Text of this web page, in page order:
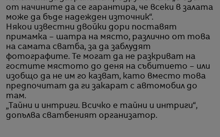
от начините да се гарантира, че всеки в залата
може да бъде надежден източник“.
Някои известни двойки дори поставят
примамка – шатра на място, различно от това
на самата сватба, за да заблудят
фотографите. Те могат да не разкриват на
гостите мястото до деня на събитието – или
изобщо да не им го казват, като вместо това
предпочитат да ги закарат с автомобил до
там.
„Тайни и интриги. Всичко е тайни и интриги“,
допълва сватбеният организатор.